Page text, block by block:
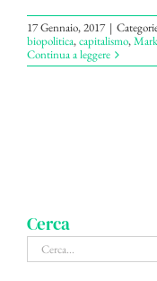
17 Gennaio, 2017 |
biopolitica,capitalismo,
Continua a leggere
Cerca
Cerca
per: